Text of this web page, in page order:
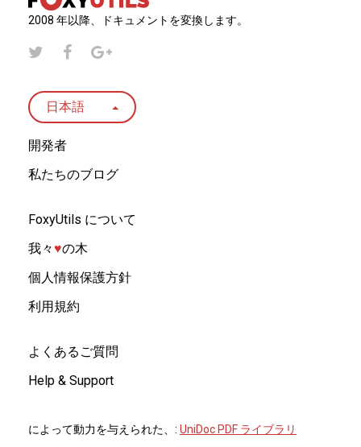
2008 年以降、ドキュメントを変換します。
日本語
開発者
私たちのブログ
FoxyUtils について
我々♥︎の木
個人情報保護方針
利用規約
よくあるご質問
Help & Support
によって動力を与えられた、: UniDoc PDF ライブラリ